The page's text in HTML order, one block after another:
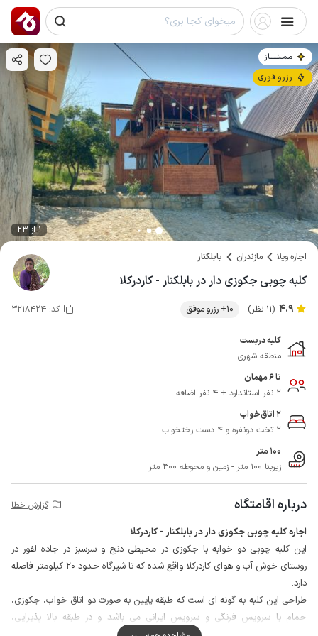
مـمـتــــــاز
رزرو فوری
1 از 23
اجاره ویلا مازندران بابلکنار
کلبه چوبی جکوزی دار در بابلکنار - کاردرکلا
4.9 (11 نظر) 10+ رزرو موفق کد: 3218424
کلبه دربست
منطقه شهری
تا 6 مهمان
2 نفر استاندارد + 4 نفر اضافه
2 اتاق‌خواب
2 تخت دونفره و 4 دست رختخواب
100 متر
زیربنا 100 متر - زمین و محوطه 300 متر
درباره اقامتگاه گزارش خطا
اجاره کلبه چوبی جکوزی دار در بابلکنار - کاردرکلا
این کلبه چوبی دو خوابه با جکوزی در محیطی دنج و سرسبز در جاده لفور در
روستای خوش آب و هوای کاردرکلا واقع شده که تا شیرگاه حدود 20 کیلومتر فاصله
دارد.
طراحی این کلبه به گونه ای است که طبقه پایین به صورت دو اتاق خواب، جکوزی،
حمام با سرویس فرنگی و سرویس ایرانی می باشد و در طبقه بالا پذیرایی،